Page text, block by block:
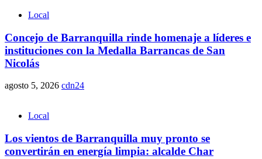
Local
Concejo de Barranquilla rinde homenaje a líderes e
instituciones con la Medalla Barrancas de San
Nicolás
agosto 5, 2026 cdn24
Local
Los vientos de Barranquilla muy pronto se
convertirán en energía limpia: alcalde Char